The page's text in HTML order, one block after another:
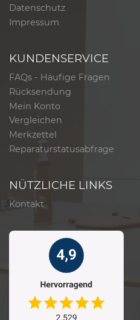
Datenschutz
Impressum
KUNDENSERVICE
FAQs - Häufige Fragen
Rücksendung
Mein Konto
Vergleichen
Merkzettel
Reparaturstatusabfrage
NÜTZLICHE LINKS
Kontakt